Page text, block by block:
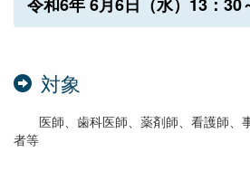
対象
医師、歯科医師、薬剤師、看護師、
者等